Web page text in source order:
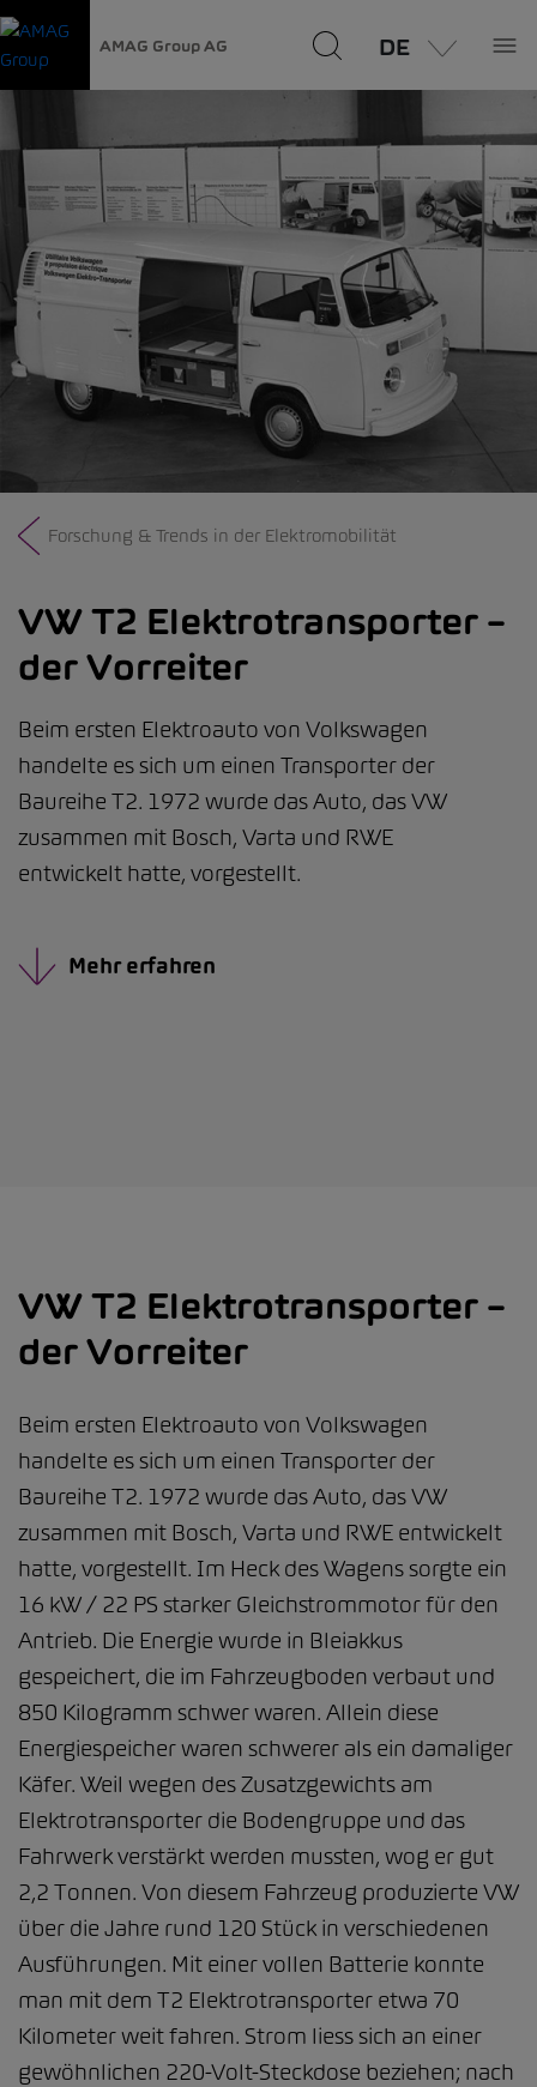
AMAG Group AG DE
Forschung & Trends in der Elektromobilität
VW T2 Elektrotransporter –
der Vorreiter
Beim ersten Elektroauto von Volkswagen
handelte es sich um einen Transporter der
Baureihe T2. 1972 wurde das Auto, das VW
zusammen mit Bosch, Varta und RWE
entwickelt hatte, vorgestellt.
Mehr erfahren
VW T2 Elektrotransporter –
der Vorreiter
Beim ersten Elektroauto von Volkswagen
handelte es sich um einen Transporter der
Baureihe T2. 1972 wurde das Auto, das VW
zusammen mit Bosch, Varta und RWE entwickelt
hatte, vorgestellt. Im Heck des Wagens sorgte ein
16 kW / 22 PS starker Gleichstrommotor für den
Antrieb. Die Energie wurde in Bleiakkus
gespeichert, die im Fahrzeugboden verbaut und
850 Kilogramm schwer waren. Allein diese
Energiespeicher waren schwerer als ein damaliger
Käfer. Weil wegen des Zusatzgewichts am
Elektrotransporter die Bodengruppe und das
Fahrwerk verstärkt werden mussten, wog er gut
2,2 Tonnen. Von diesem Fahrzeug produzierte VW
über die Jahre rund 120 Stück in verschiedenen
Ausführungen. Mit einer vollen Batterie konnte
man mit dem T2 Elektrotransporter etwa 70
Kilometer weit fahren. Strom liess sich an einer
gewöhnlichen 220-Volt-Steckdose beziehen; nach